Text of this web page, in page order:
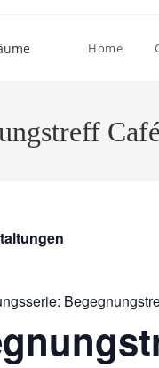
Home